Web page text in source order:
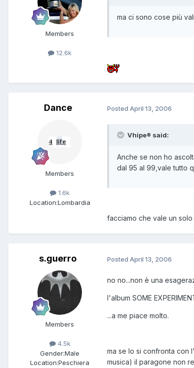
Members
12.6k
ma ci sono cose più
Dance
Members
1.6k
Location:Lombardia
Posted April 13, 2006
Vhipe® said:
Anche se non ho
dal 95 al 99,vale tutto
facciamo che vale un
s.guerro
Members
4.5k
Gender:Male
Location:Peschiera
Posted April 13, 2006
no no...non è una
l'album SOME
...a me piace molto.
ma se lo si confronta con
musica) il paragone non